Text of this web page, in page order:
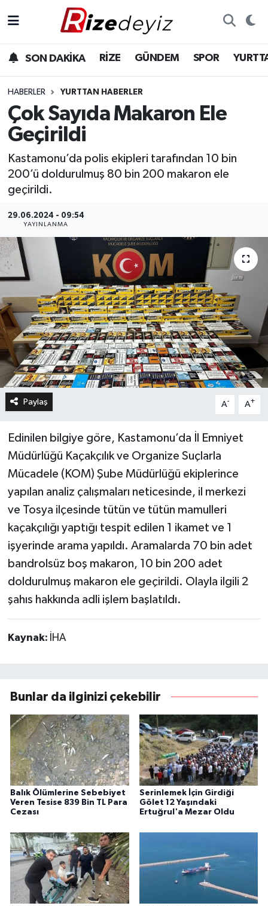
SON DAKİKA RİZE GÜNDEM SPOR
HABERLER YURTTAN HABERLER
Çok Sayıda Makaron Ele
Geçirildi
Kastamonu’da polis ekipleri tarafından 10 bin
200’ü doldurulmuş 80 bin 200 makaron ele
geçirildi.
29.06.2024 - 09:54
YAYINLANMA
Paylaş A- A+
Edinilen bilgiye göre, Kastamonu’da İl Emniyet
Müdürlüğü Kaçakçılık ve Organize Suçlarla
Mücadele (KOM) Şube Müdürlüğü ekiplerince
yapılan analiz çalışmaları neticesinde, il merkezi
ve Tosya ilçesinde tütün ve tütün mamulleri
kaçakçılığı yaptığı tespit edilen 1 ikamet ve 1
işyerinde arama yapıldı. Aramalarda 70 bin adet
bandrolsüz boş makaron, 10 bin 200 adet
doldurulmuş makaron ele geçirildi. Olayla ilgili 2
şahıs hakkında adli işlem başlatıldı.
Kaynak: İHA
Bunlar da ilginizi çekebilir
Balık Ölümlerine Sebebiyet
Veren Tesise 839 Bin TL Para
Cezası
Serinlemek İçin Girdiği
Gölet 12 Yaşındaki
Ertuğrul'a Mezar Oldu
Gündem
Yurttan Haberler
Ekonomi
Teknoloji
Rize Hava Durumu
Rize Trafik Yoğunluk Haritası
Süper Lig Puan Durumu ve Fikstür
Tüm Manşetler
Haber Arşivi